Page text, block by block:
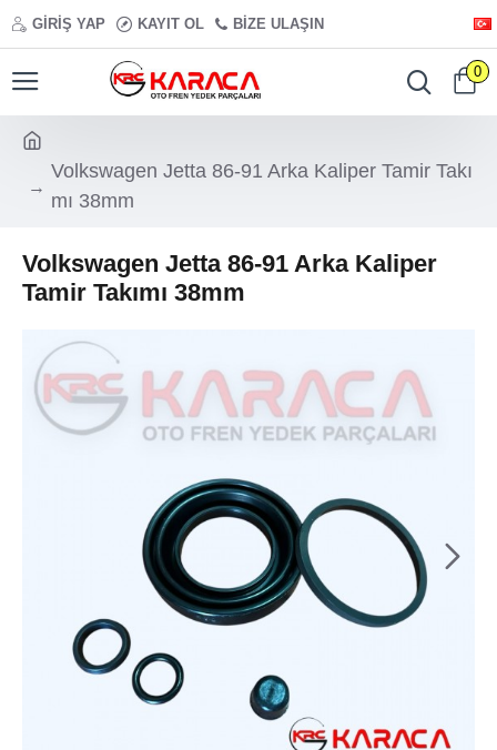
GIRIŞ YAP KAYIT OL BIZE ULAŞIN
0
Volkswagen Jetta 86-91 Arka Kaliper Tamir Takı
mı 38mm
Volkswagen Jetta 86-91 Arka Kaliper
Tamir Takımı 38mm